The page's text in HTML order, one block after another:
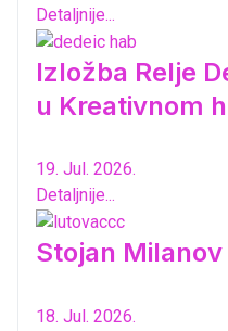
Detaljnije...
Izložba Relje
u Kreativnom
19. Jul. 2026.
Detaljnije...
Stojan Milanov
18. Jul. 2026.